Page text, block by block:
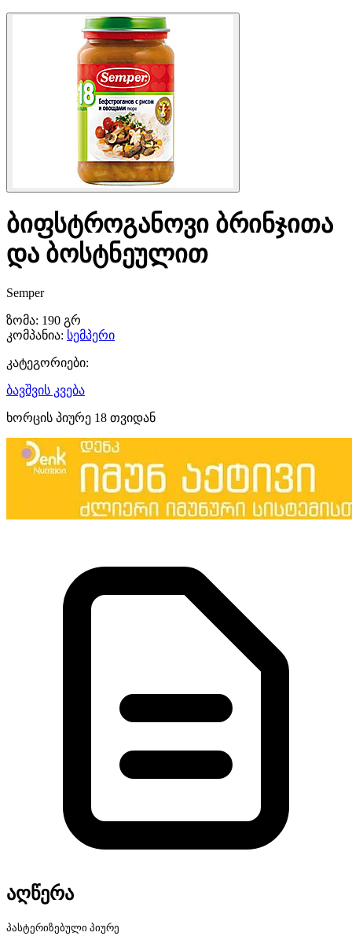
ბიფსტროგანოვი ბრინჯითა
და ბოსტნეულით
Semper
ზომა: 190 გრ
კომპანია: სემპერი
კატეგორიები:
ბავშვის კვება
ხორცის პიურე 18 თვიდან
აღწერა
პასტერიზებული პიურე